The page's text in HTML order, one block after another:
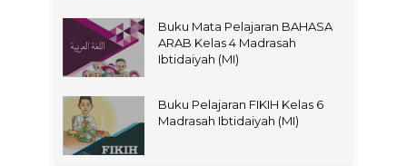
Buku Mata Pelajaran BAHASA
ARAB Kelas 4 Madrasah
Ibtidaiyah (MI)
Buku Pelajaran FIKIH Kelas 6
Madrasah Ibtidaiyah (MI)